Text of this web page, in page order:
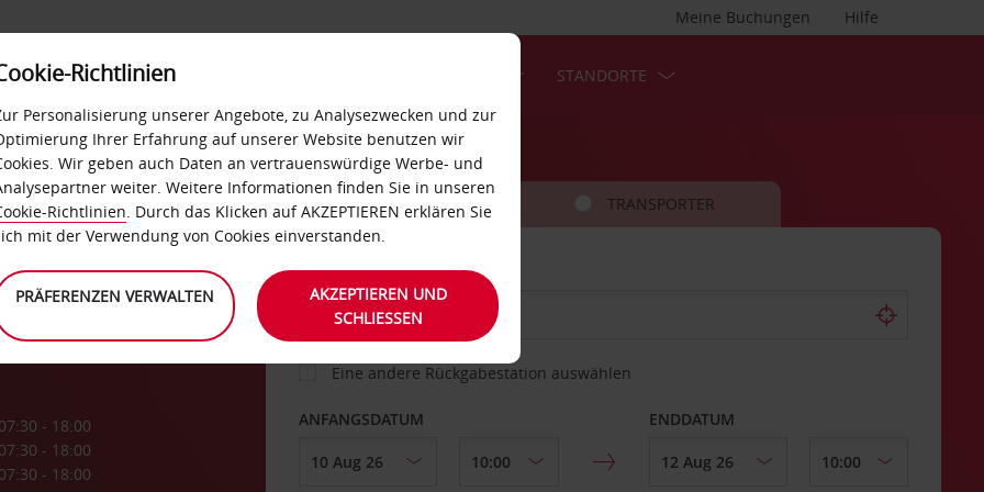
Hilfe
Meine Buchungen
SELF-SERVICES STANDORTE
07:30 - 18:00
07:30 - 18:00
07:30 - 18:00
FAHRZEUG TRANSPORTER
ABHOLEN VON
Eine andere Rückgabestation auswählen
ANFANGSDATUM ENDDATUM
Richtlinien
Personalisierung unserer Angebote, zu Analysezwecken und zur
Ihrer Erfahrung auf unserer Website benutzen wir
Wir geben auch Daten an vertrauenswürdige Werbe- und
weiter. Weitere Informationen finden Sie in unseren
Richtlinien. Durch das Klicken auf AKZEPTIEREN erklären Sie
mit der Verwendung von Cookies einverstanden.
PRÄFERENZEN VERWALTEN
AKZEPTIEREN UND
SCHLIESSEN